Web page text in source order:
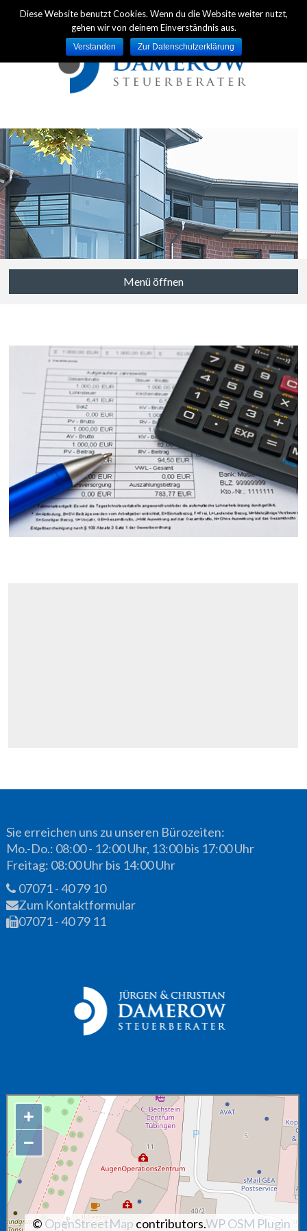
Menü öffnen
Sie erreichen uns zu unseren Bürozeiten:
Mo.-Do.: 08:00 - 12:00 Uhr, 13:00 bis 17:00 Uhr
Freitag: 08:00 Uhr bis 14:00 Uhr
07071 - 40 79 10
Zum Kontaktformular
07071 - 40 79 11
+
−
© OpenStreetMap contributors.WP OSM Plugin
Diese Website benutzt Cookies. Wenn du die Website weiter nutzt,
gehen wir von deinem Einverständnis aus.
Verstanden Zur Datenschutzerklärung